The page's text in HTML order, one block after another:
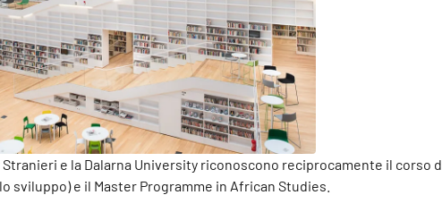
e la Dalarna University riconoscono reciprocamente il corso
sviluppo) e il Master Programme in African Studies.